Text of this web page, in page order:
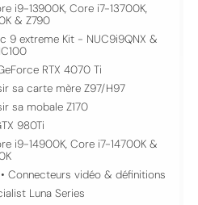
i9-13900K, Core i7-13700K,
& Z790
9 extreme Kit - NUC9i9QNX &
RTX 4070 Ti
sa carte mère Z97/H97
sa mobale Z170
980Ti
i9-14900K, Core i7-14700K &
Connecteurs vidéo & définitions
Luna Series